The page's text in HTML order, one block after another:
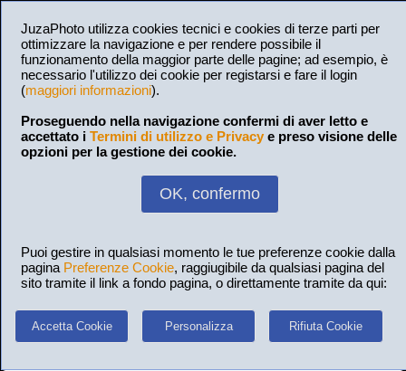
JuzaPhoto utilizza cookies tecnici e cookies di terze parti per
ottimizzare la navigazione e per rendere possibile il
funzionamento della maggior parte delle pagine; ad esempio, è
necessario l'utilizzo dei cookie per registarsi e fare il login
(maggiori informazioni).
Proseguendo nella navigazione confermi di aver letto e
accettato i Termini di utilizzo e Privacy e preso visione delle
opzioni per la gestione dei cookie.
OK, confermo
Puoi gestire in qualsiasi momento le tue preferenze cookie dalla
pagina Preferenze Cookie, raggiugibile da qualsiasi pagina del
sito tramite il link a fondo pagina, o direttamente tramite da qui:
Accetta Cookie Personalizza Rifiuta Cookie